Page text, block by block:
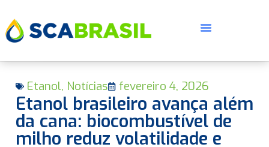
Etanol, Notícias fevereiro 4, 2026
Etanol brasileiro avança além
da cana: biocombustível de
milho reduz volatilidade e